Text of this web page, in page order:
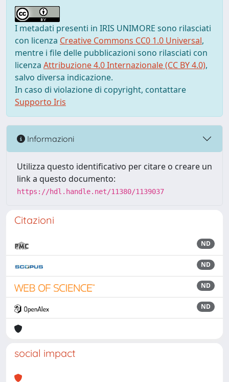
I metadati presenti in IRIS UNIMORE sono rilasciati
con licenza Creative Commons CC0 1.0 Universal,
mentre i file delle pubblicazioni sono rilasciati con
licenza Attribuzione 4.0 Internazionale (CC BY 4.0),
salvo diversa indicazione.
In caso di violazione di copyright, contattare
Supporto Iris
Informazioni
Utilizza questo identificativo per citare o creare un
link a questo documento:
https://hdl.handle.net/11380/1139037
Citazioni
ND
ND
ND
ND
social impact